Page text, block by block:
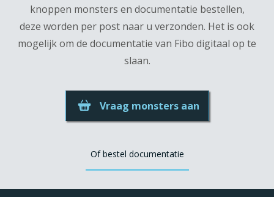
knoppen monsters en documentatie bestellen,
deze worden per post naar u verzonden. Het is ook
mogelijk om de documentatie van Fibo digitaal op te
slaan.
Vraag monsters aan
Of bestel documentatie